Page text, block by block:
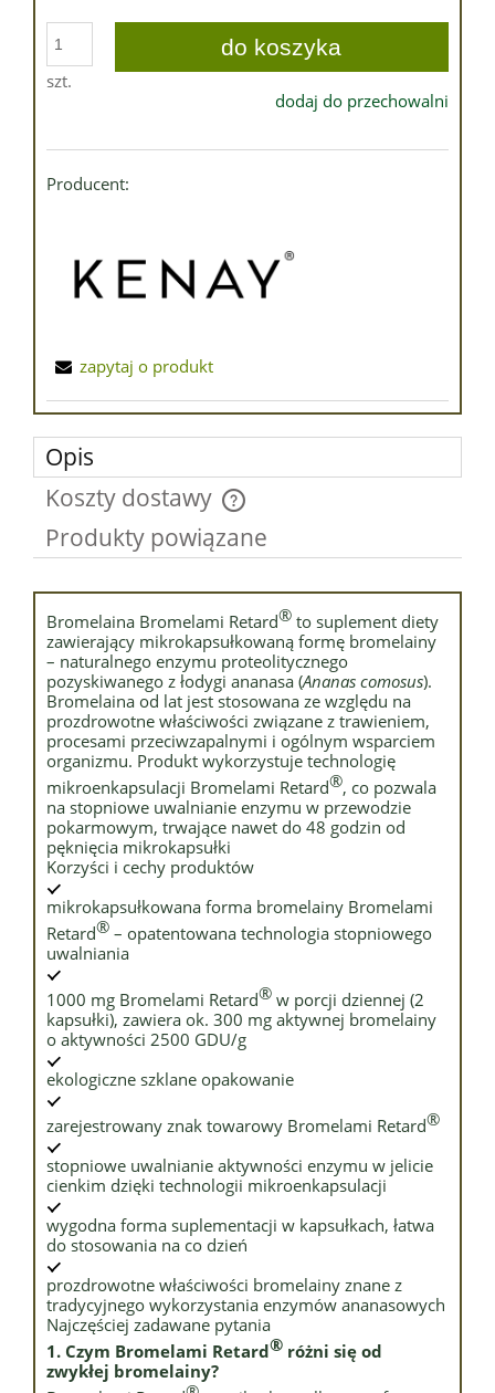
szt.
do koszyka
dodaj do przechowalni
Producent:
zapytaj o produkt
Opis
Koszty dostawy
Cena nie zawiera ewentualnych kosztów płatności
Produkty powiązane
Bromelaina Bromelami Retard® to suplement diety
zawierający mikrokapsułkowaną formę bromelainy
– naturalnego enzymu proteolitycznego
pozyskiwanego z łodygi ananasa (Ananas comosus).
Bromelaina od lat jest stosowana ze względu na
prozdrowotne właściwości związane z trawieniem,
procesami przeciwzapalnymi i ogólnym wsparciem
organizmu. Produkt wykorzystuje technologię
mikroenkapsulacji Bromelami Retard®, co pozwala
na stopniowe uwalnianie enzymu w przewodzie
pokarmowym, trwające nawet do 48 godzin od
pęknięcia mikrokapsułki
Korzyści i cechy produktów
mikrokapsułkowana forma bromelainy Bromelami
Retard® – opatentowana technologia stopniowego
uwalniania
1000 mg Bromelami Retard® w porcji dziennej (2
kapsułki), zawiera ok. 300 mg aktywnej bromelainy
o aktywności 2500 GDU/g
ekologiczne szklane opakowanie
zarejestrowany znak towarowy Bromelami Retard®
stopniowe uwalnianie aktywności enzymu w jelicie
cienkim dzięki technologii mikroenkapsulacji
wygodna forma suplementacji w kapsułkach, łatwa
do stosowania na co dzień
prozdrowotne właściwości bromelainy znane z
tradycyjnego wykorzystania enzymów ananasowych
Najczęściej zadawane pytania
1. Czym Bromelami Retard® różni się od
zwykłej bromelainy?